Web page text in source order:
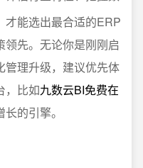
才能选出最合适的ERP
领先。无论你是刚刚启
管理升级，建议优先体
，比如九数云BI免费在
的引擎。